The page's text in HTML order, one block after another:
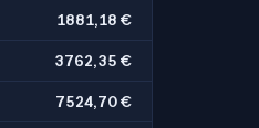
1881,18 €
3762,35 €
7524,70 €